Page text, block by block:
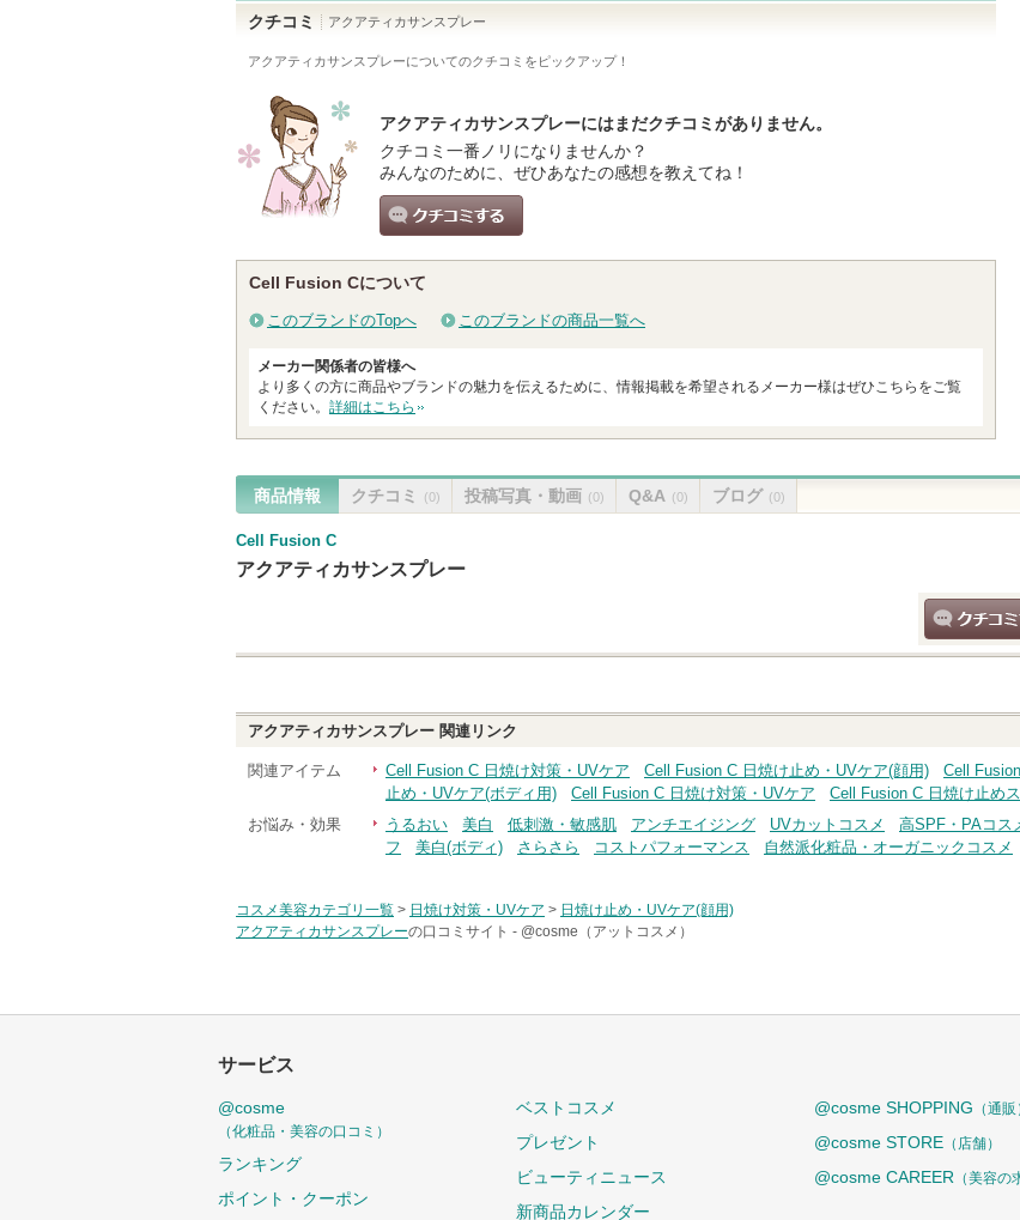
クチコミ アクアティカサンスプレー
アクアティカサンスプレーについてのクチコミをピックアップ！
アクアティカサンスプレーにはまだクチコミがありません。
クチコミ一番ノリになりませんか？
みんなのために、ぜひあなたの感想を教えてね！
Cell Fusion Cについて
このブランドのTopへ このブランドの商品一覧へ
メーカー関係者の皆様へ
より多くの方に商品やブランドの魅力を伝えるために、情報掲載を希望されるメーカー様はぜひこちらをご覧
ください。 詳細はこちら
商品情報 クチコミ (0) 投稿写真・動画 (0) Q&A (0) ブログ (0)
Cell Fusion C
アクアティカサンスプレー
クチ
アクアティカサンスプレー 関連リンク
関連アイテム Cell Fusion C 日焼け対策・UVケア Cell Fusion C 日焼け止め・UVケア(顔用) Cell
止め・UVケア(ボディ用)
Cell Fusion C 日焼け対策・UVケア
Cell Fusion C 日焼け止め
お悩み・効果
うるおい 美白 低刺激・敏感肌 アンチエイジング UVカットコスメ 高SPF・PAコス
フ
美白(ボディ) さらさら コストパフォーマンス 自然派化粧品・オーガニックコスメ
コスメ美容カテゴリ一覧 > 日焼け対策・UVケア > 日焼け止め・UVケア(顔用)
アクアティカサンスプレーの口コミサイト - @cosme（アットコスメ）
サービス
@cosme
（化粧品・美容の口コミ）
ランキング
ポイント・クーポン
ベストコスメ
プレゼント
ビューティニュース
新商品カレンダー
@cosme SHOPPING （通販
@cosme STORE （店舗）
@cosme CAREER （美容の